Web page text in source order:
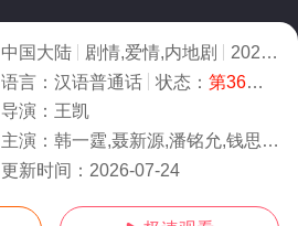
中国大陆 剧情,爱情,内地剧 2026
语言： 汉语普通话 状态： 第36集已完结
导演： 王凯
主演： 韩一霆,聂新源,潘铭允,钱思怡,席乐,云歌,欧若拉
更新时间： 2026-07-24